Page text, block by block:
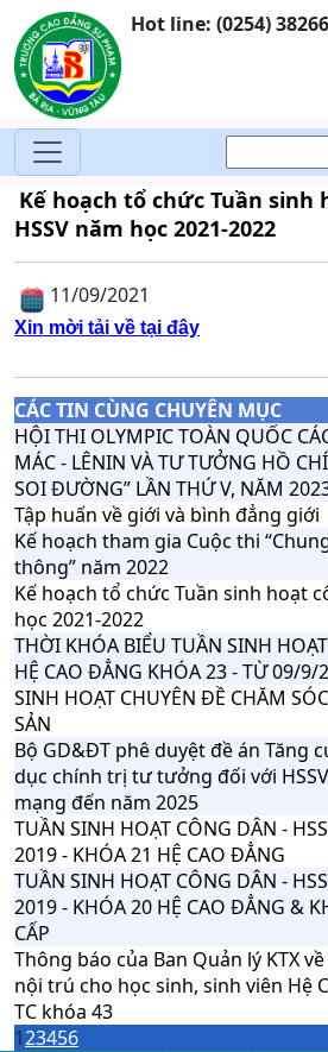
Hot line: (0254)
Kế hoạch tổ chức Tuần sinh
HSSV năm học 2021-2022
11/09/2021
Xin mời tải về tại đây
CÁC TIN CÙNG CHUYÊN MỤC
HỘI THI OLYMPIC TOÀN QUỐC
MÁC - LÊNIN VÀ TƯ TƯỞNG HỒ
SOI ĐƯỜNG” LẦN THỨ V, NĂM
Tập huấn về giới và bình đẳng giới
Kế hoạch tham gia Cuộc thi
thông” năm 2022
Kế hoạch tổ chức Tuần sinh hoạt
học 2021-2022
THỜI KHÓA BIỂU TUẦN SINH
HỆ CAO ĐẲNG KHÓA 23 - TỪ 09/
SINH HOẠT CHUYÊN ĐỀ CHĂM
SẢN
Bộ GD&ĐT phê duyệt đề án Tăng
dục chính trị tư tưởng đối với
mạng đến năm 2025
TUẦN SINH HOẠT CÔNG DÂN -
2019 - KHÓA 21 HỆ CAO ĐẲNG
TUẦN SINH HOẠT CÔNG DÂN -
2019 - KHÓA 20 HỆ CAO ĐẲNG &
CẤP
Thông báo của Ban Quản lý KTX
nội trú cho học sinh, sinh viên Hệ
TC khóa 43
123456